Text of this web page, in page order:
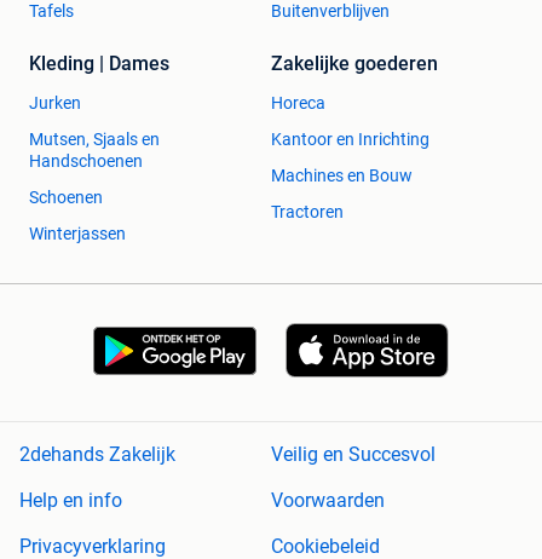
Tafels
Buitenverblijven
Kleding | Dames
Jurken
Mutsen, Sjaals en
Handschoenen
Schoenen
Winterjassen
Zakelijke goederen
Horeca
Kantoor en Inrichting
Machines en Bouw
Tractoren
2dehands Zakelijk
Veilig en Succesvol
Help en info
Voorwaarden
Privacyverklaring
Cookiebeleid